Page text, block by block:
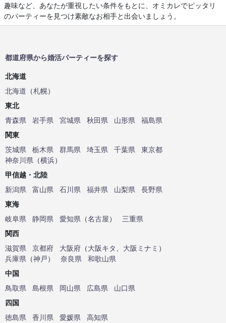
趣味など、あなたが重視したい条件をもとに、オミカレでピッタリ
のパーティーを見つけ素敵なお相手と出会いましょう。
都道府県から婚活パーティーを探す
北海道
北海道 （札幌）
東北
青森県
岩手県 宮城県 秋田県 山形県
福島県
関東
茨城県
栃木県 群馬県 埼玉県 千葉県
東京都
神奈川県 （横浜）
甲信越・北陸
新潟県
富山県 石川県 福井県 山梨県
長野県
東海
岐阜県
静岡県 愛知県 （名古屋）
三重県
関西
滋賀県
京都府 大阪府 （大阪キタ 大阪ミナミ ）
兵庫県 （神戸） 奈良県
和歌山県
中国
鳥取県
島根県 岡山県 広島県
山口県
四国
徳島県
香川県 愛媛県
高知県